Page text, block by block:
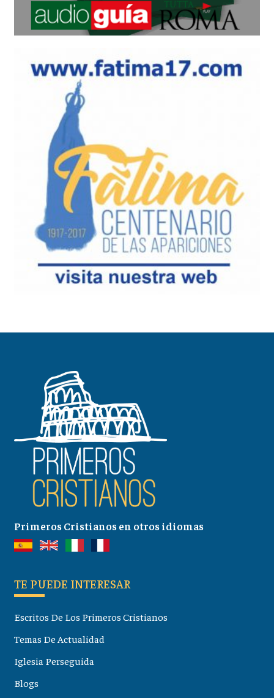
Primeros Cristianos en otros idiomas
TE PUEDE INTERESAR
Escritos De Los Primeros Cristianos
Temas De Actualidad
Iglesia Perseguida
Blogs